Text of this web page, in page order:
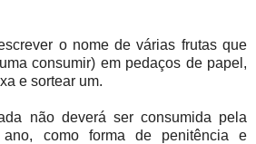
o nome de várias frutas que
consumir) em pedaços de papel,
e sortear um.
não deverá ser consumida pela
como forma de penitência e